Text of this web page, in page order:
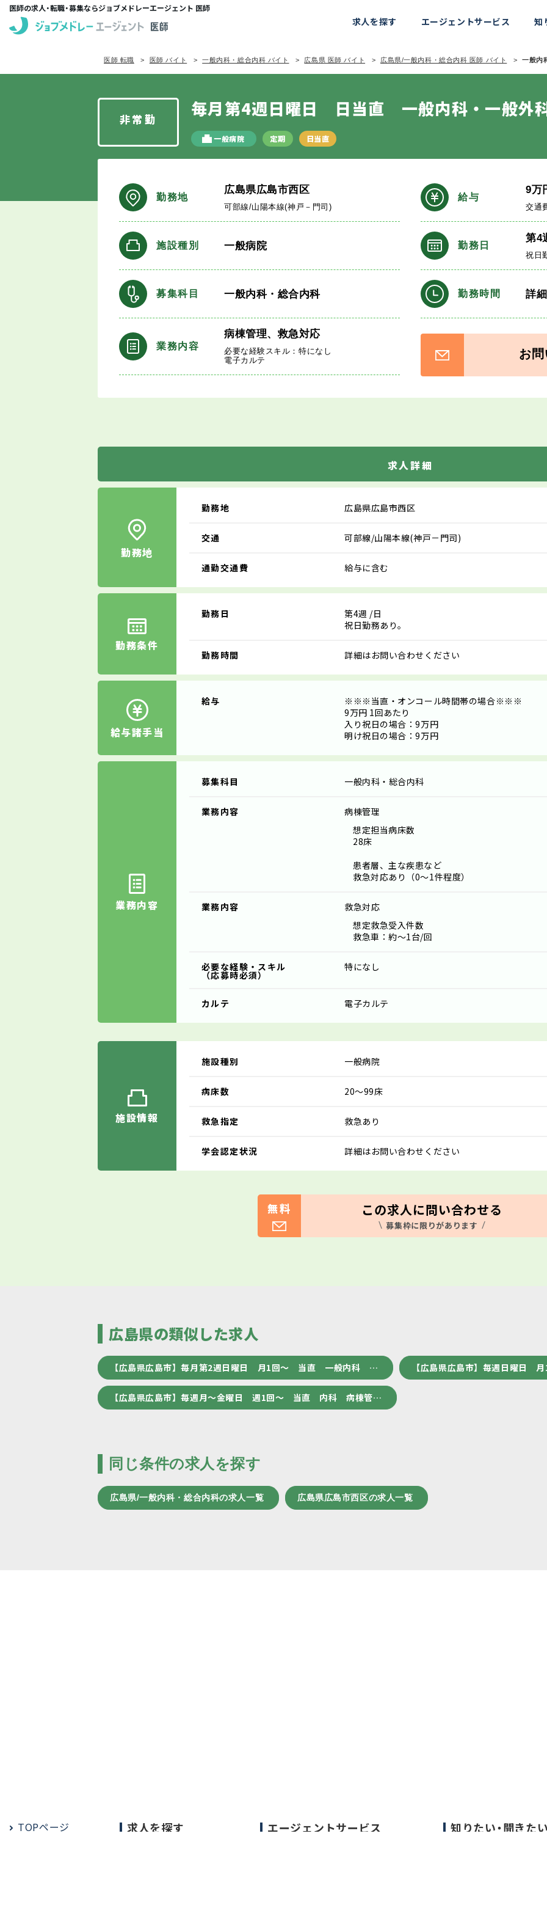
医師の求人・転職・募集ならジョブメドレーエージェント 医師
求人を探す エージェントサービス 知
医師 転職 医師 バイト 一般内科・総合内科 バイト 広島県 医師 バイト 広島県/一般内科・総合内科 医師 バイト 一般内
非常勤 毎月第4週日曜日 日当直 一般内科・一般外
一般病院 定期 日当直
勤務地
広島県広島市西区
可部線/山陽本線(神戸－門司)
施設種別 一般病院
募集科目 一般内科・総合内科
業務内容
病棟管理、救急対応
必要な経験スキル：特になし
電子カルテ
給与
9万
交通
勤務日
第4
祝日
勤務時間 詳
お
求人詳細
勤務地
勤務地 広島県広島市西区
交通 可部線/山陽本線(神戸－門司)
通勤交通費 給与に含む
勤務条件
勤務日 第4週 /日
祝日勤務あり。
勤務時間 詳細はお問い合わせください
給与諸手当
給与
※※※当直・オンコール時間帯の場合※※※
9万円 1回あたり
入り祝日の場合：9万円
明け祝日の場合：9万円
業務内容
募集科目 一般内科・総合内科
業務内容
病棟管理
想定担当病床数
28床
患者層、主な疾患など
救急対応あり（0～1件程度）
業務内容
救急対応
想定救急受入件数
救急車：約～1台/回
必要な経験・スキル
（応募時必須）
特になし
カルテ 電子カルテ
施設情報
施設種別 一般病院
病床数 20～99床
救急指定 救急あり
学会認定状況 詳細はお問い合わせください
無料 この求人に問い合わせる
募集枠に限りがあります
広島県の類似した求人
【広島県広島市】毎月第2週日曜日 月1回～ 当直 一般内科 … 【広島県広島市】毎週日曜
【広島県広島市】毎週月～金曜日 週1回～ 当直 内科 病棟管…
同じ条件の求人を探す
広島県/一般内科・総合内科の求人一覧 広島県広島市西区の求人一覧
TOPページ 求人を探す エージェントサービス 知りたい・聞きたい